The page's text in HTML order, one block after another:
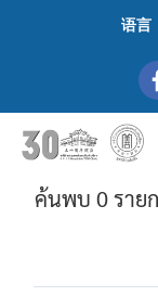
语言
ค้นพบ 0 รายก